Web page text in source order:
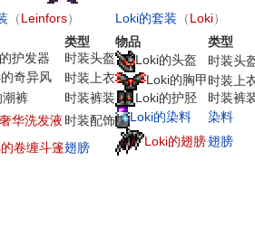
（Leinfors）
类型
护发器
时装头盔
奇异风
时装上衣
潮裤
时装裤装
华洗发液 时装配饰
卷缠斗篷翅膀
Loki的套装 （Loki）
物品
类型
Loki的头盔
时装头
Loki的胸甲时装上
Loki的护胫
时装裤
Loki的染料
染料
Loki的翅膀翅膀